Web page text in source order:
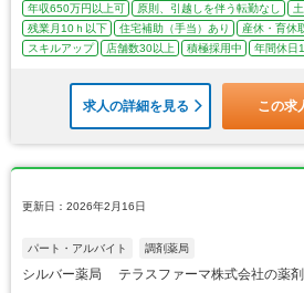
年収650万円以上可 原則、引越しを伴う転勤なし
残業月10ｈ以下
住宅補助（手当）あり 産休・育休
スキルアップ
店舗数30以上 積極採用中 年間休日
求人の詳細を見る この求
更新日：2026年2月16日
パート・アルバイト 調剤薬局
シルバー薬局 テラスファーマ株式会社の薬剤